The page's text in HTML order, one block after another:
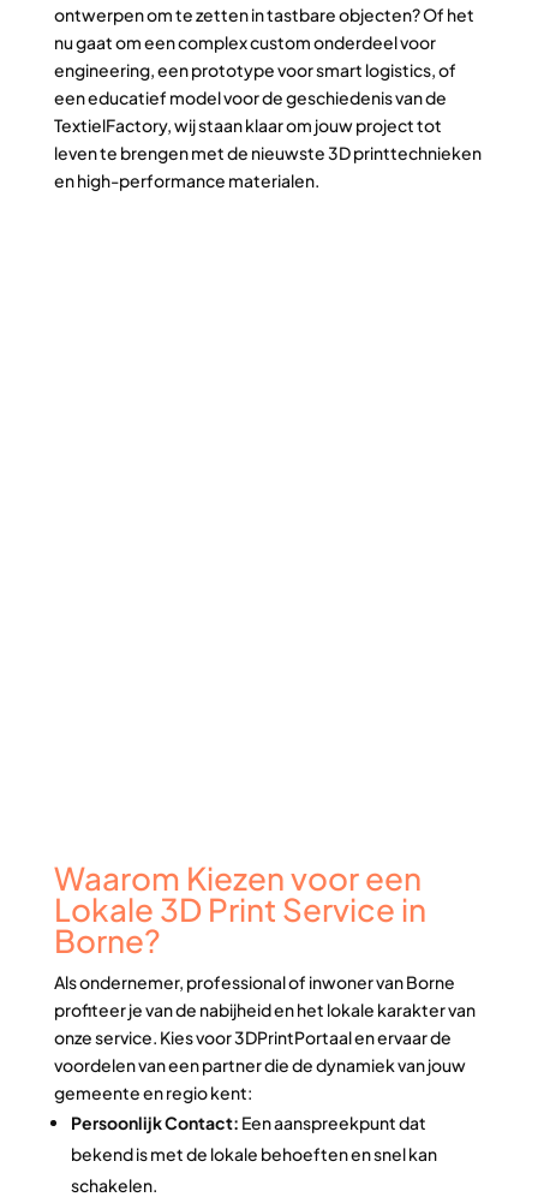
ontwerpen om te zetten in tastbare objecten? Of het
nu gaat om een complex custom onderdeel voor
engineering, een prototype voor smart logistics, of
een educatief model voor de geschiedenis van de
TextielFactory, wij staan klaar om jouw project tot
leven te brengen met de nieuwste 3D printtechnieken
en high-performance materialen.
Waarom Kiezen voor een
Lokale 3D Print Service in
Borne?
Als ondernemer, professional of inwoner van Borne
profiteer je van de nabijheid en het lokale karakter van
onze service. Kies voor 3DPrintPortaal en ervaar de
voordelen van een partner die de dynamiek van jouw
gemeente en regio kent:
Persoonlijk Contact: Een aanspreekpunt dat
bekend is met de lokale behoeften en snel kan
schakelen.